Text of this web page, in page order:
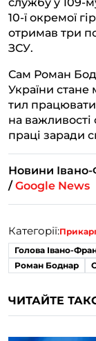
10-ї окремої
отримав три
ЗСУ.
Сам Роман
України
тил
на важливості
праці заради
Новини
/Google News
Категорії:
Голова Івано-
Роман Боднар
ЧИТАЙТЕ